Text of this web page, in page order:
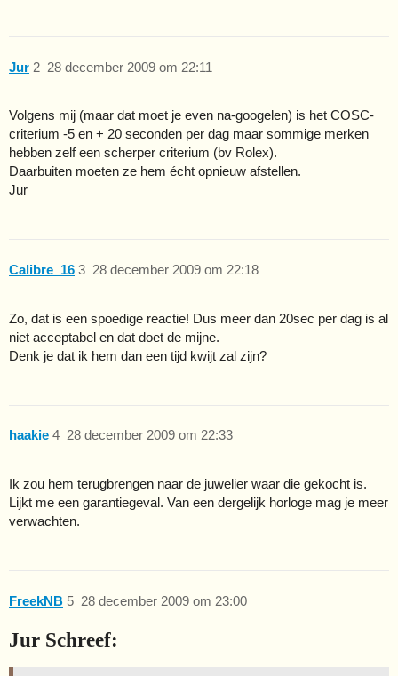
Jur 28 december 2009 om 22:11
2
Volgens mij (maar dat moet je even na-googelen) is het COSC-
criterium -5 en + 20 seconden per dag maar sommige merken
hebben zelf een scherper criterium (bv Rolex).
Daarbuiten moeten ze hem écht opnieuw afstellen.
Jur
Calibre_16 28 december 2009 om 22:18
3
Zo, dat is een spoedige reactie! Dus meer dan 20sec per dag is al
niet acceptabel en dat doet de mijne.
Denk je dat ik hem dan een tijd kwijt zal zijn?
haakie 28 december 2009 om 22:33
4
Ik zou hem terugbrengen naar de juwelier waar die gekocht is.
Lijkt me een garantiegeval. Van een dergelijk horloge mag je meer
verwachten.
FreekNB 28 december 2009 om 23:00
5
Jur Schreef: